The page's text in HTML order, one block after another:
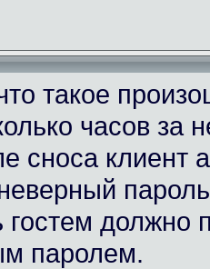
такое
часов за
сноса клиент
должно
паролем.